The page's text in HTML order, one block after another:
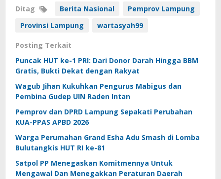
Ditag Berita Nasional
Pemprov Lampung
Provinsi Lampung
wartasyah99
Posting Terkait
Puncak HUT ke-1 PRI: Dari Donor Darah Hingga BBM
Gratis, Bukti Dekat dengan Rakyat
Wagub Jihan Kukuhkan Pengurus Mabigus dan
Pembina Gudep UIN Raden Intan
Pemprov dan DPRD Lampung Sepakati Perubahan
KUA-PPAS APBD 2026
Warga Perumahan Grand Esha Adu Smash di Lomba
Bulutangkis HUT RI ke-81
Satpol PP Menegaskan Komitmennya Untuk
Mengawal Dan Menegakkan Peraturan Daerah